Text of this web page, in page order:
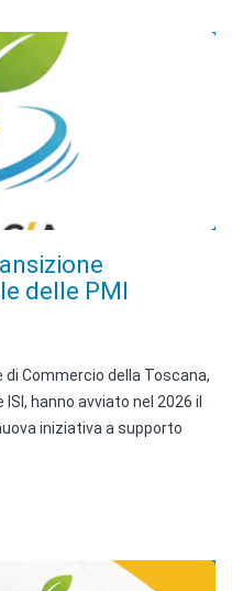
delle PMI
Commercio della Toscana,
hanno avviato nel 2026 il
iniziativa a supporto